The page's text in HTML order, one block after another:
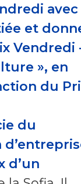
avec
et
Vendredi
», en
du
du
d’un